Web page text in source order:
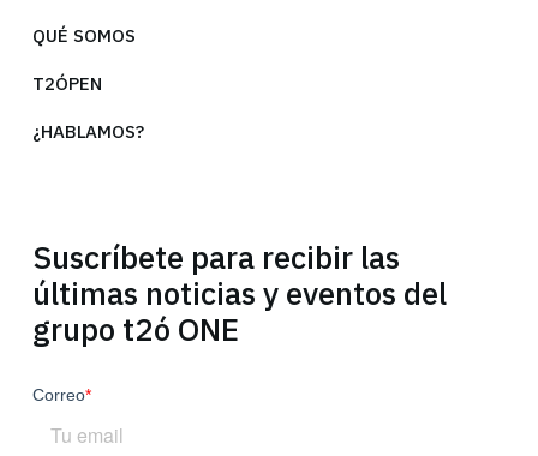
QUÉ SOMOS
T2ÓPEN
¿HABLAMOS?
Suscríbete para recibir las
últimas noticias y eventos del
grupo t2ó ONE